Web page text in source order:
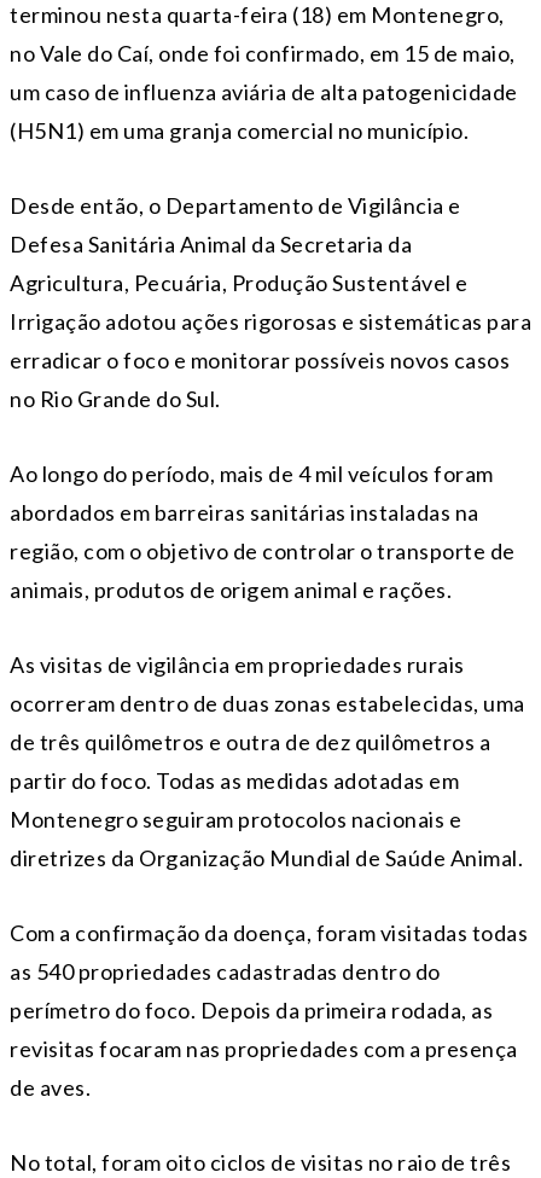
terminou nesta quarta-feira (18) em Montenegro,
no Vale do Caí, onde foi confirmado, em 15 de maio,
um caso de influenza aviária de alta patogenicidade
(H5N1) em uma granja comercial no município.
Desde então, o Departamento de Vigilância e
Defesa Sanitária Animal da Secretaria da
Agricultura, Pecuária, Produção Sustentável e
Irrigação adotou ações rigorosas e sistemáticas para
erradicar o foco e monitorar possíveis novos casos
no Rio Grande do Sul.
Ao longo do período, mais de 4 mil veículos foram
abordados em barreiras sanitárias instaladas na
região, com o objetivo de controlar o transporte de
animais, produtos de origem animal e rações.
As visitas de vigilância em propriedades rurais
ocorreram dentro de duas zonas estabelecidas, uma
de três quilômetros e outra de dez quilômetros a
partir do foco. Todas as medidas adotadas em
Montenegro seguiram protocolos nacionais e
diretrizes da Organização Mundial de Saúde Animal.
Com a confirmação da doença, foram visitadas todas
as 540 propriedades cadastradas dentro do
perímetro do foco. Depois da primeira rodada, as
revisitas focaram nas propriedades com a presença
de aves.
No total, foram oito ciclos de visitas no raio de três